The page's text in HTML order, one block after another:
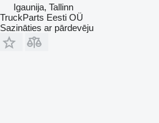
Igaunija, Tallinn
TruckParts Eesti OÜ
Sazināties ar pārdevēju